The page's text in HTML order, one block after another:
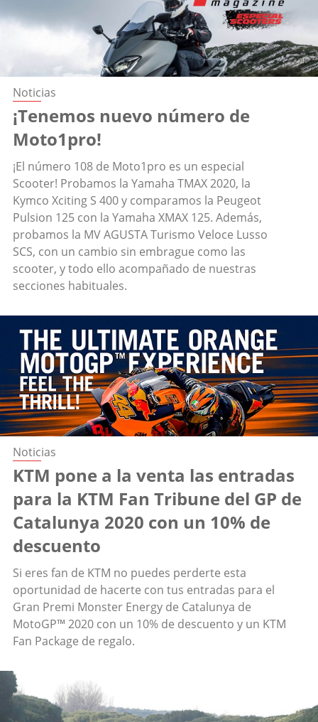
Noticias
¡Tenemos nuevo número de
Moto1pro!
¡El número 108 de Moto1pro es un especial
Scooter! Probamos la Yamaha TMAX 2020, la
Kymco Xciting S 400 y comparamos la Peugeot
Pulsion 125 con la Yamaha XMAX 125. Además,
probamos la MV AGUSTA Turismo Veloce Lusso
SCS, con un cambio sin embrague como las
scooter, y todo ello acompañado de nuestras
secciones habituales.
Noticias
KTM pone a la venta las entradas
para la KTM Fan Tribune del GP de
Catalunya 2020 con un 10% de
descuento
Si eres fan de KTM no puedes perderte esta
oportunidad de hacerte con tus entradas para el
Gran Premi Monster Energy de Catalunya de
MotoGP™ 2020 con un 10% de descuento y un KTM
Fan Package de regalo.